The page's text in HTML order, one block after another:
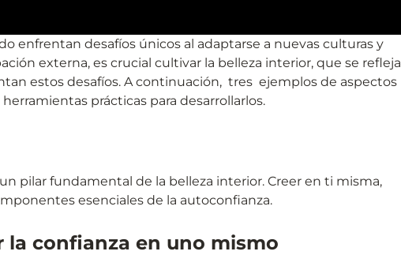
enfrentan desafíos únicos al adaptarse a nuevas culturas y
externa, es crucial cultivar la belleza interior, que se refleja
estos desafíos. A continuación, tres ejemplos de aspectos
prácticas para desarrollarlos.
pilar fundamental de la belleza interior. Creer en ti misma,
esenciales de la autoconfianza.
la confianza en uno mismo